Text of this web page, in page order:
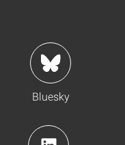
Bluesky